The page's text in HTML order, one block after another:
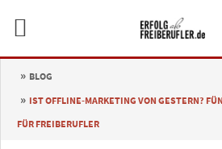
BLOG
IST OFFLINE-MARKETING VON GESTERN?
ÜR FREIBERUFLER